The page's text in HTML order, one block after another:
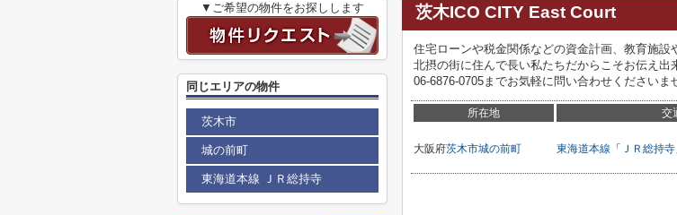
茨木ICO CITY East Court
住宅ローンや税金関係などの資金計画、教育施設
北摂の街に住んで長い私たちだからこそお伝え出
06-6876-0705までお気軽に問い合わせくださいま
所在地 交
大阪府茨木市城の前町 東海道本線 「 ＪＲ総持寺
▼ご希望の物件をお探しします
同じエリアの物件
茨木市
城の前町
東海道本線 ＪＲ総持寺